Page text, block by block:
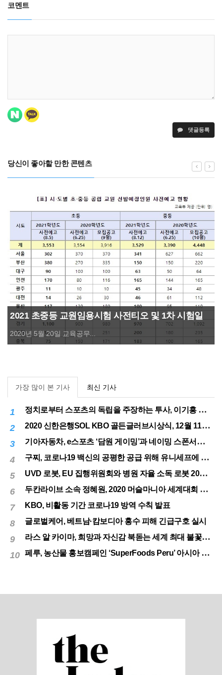
코멘트
댓글등록
당신이 좋아할 만한 콘텐츠
2021 초중등 교원임용시험 사전티오 및 1차 시험일
발표
2020년 5월 20일 교육공무...
가장 많이 본 기사 최신 기사
1 정치로부터 스포츠의 독립을 주장하는 투사, 이기흥 대한체육회장 연임 성공
2 2020 신한은행SOL KBO 골든글러브시상식, 12월 11일(금) 시행
3 기아자동차, e스포츠 ‘담원 게이밍’과 네이밍 스폰서십 체결
4 구찌, 코로나19 백신의 공평한 공급 위해 유니세프에 50만달러 기부
5 UVD 로봇, EU 집행위원회와 병원 자율 소독 로봇 200대 공급 계약
6 두칸라이브 소속 정혜원, 2020 머슬마니아 세계대회 우승
7 KBO, 비활동 기간 코로나19 방역 수칙 발표
8 글로벌케어, 베트남·캄보디아 홍수 피해 긴급구호 실시
9 라스 알 카이마, 희망과 자신감 북돋는 세계 최대 불꽃놀이
10 페루, 농산물 홍보캠페인 ‘SuperFoods Peru’ 아시아 진출개척